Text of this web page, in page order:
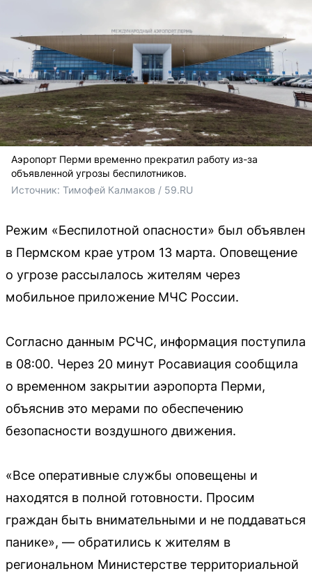
Аэропорт Перми временно прекратил работу из-за
объявленной угрозы беспилотников.
Источник: Тимофей Калмаков / 59.RU
Режим «Беспилотной опасности» был объявлен
в Пермском крае утром 13 марта. Оповещение
о угрозе рассылалось жителям через
мобильное приложение МЧС России.
Согласно данным РСЧС, информация поступила
в 08:00. Через 20 минут Росавиация сообщила
о временном закрытии аэропорта Перми,
объяснив это мерами по обеспечению
безопасности воздушного движения.
«Все оперативные службы оповещены и
находятся в полной готовности. Просим
граждан быть внимательными и не поддаваться
панике», — обратились к жителям в
региональном Министерстве территориальной